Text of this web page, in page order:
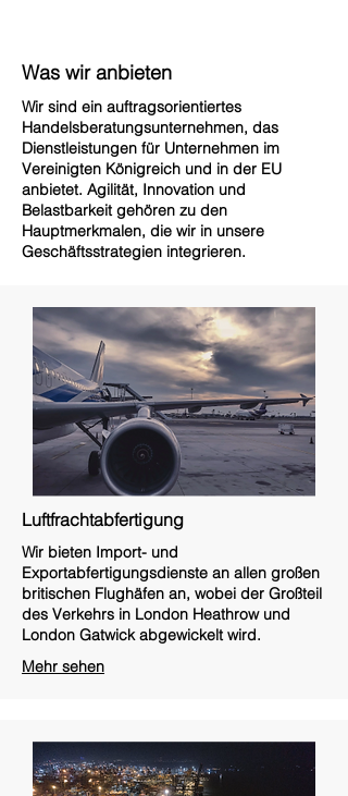
Was wir anbieten
Wir sind ein auftragsorientiertes
Handelsberatungsunternehmen, das
Dienstleistungen für Unternehmen im
Vereinigten Königreich und in der EU
anbietet. Agilität, Innovation und
Belastbarkeit gehören zu den
Hauptmerkmalen, die wir in unsere
Geschäftsstrategien integrieren.
Luftfrachtabfertigung
Wir bieten Import- und
Exportabfertigungsdienste an allen großen
britischen Flughäfen an, wobei der Großteil
des Verkehrs in London Heathrow und
London Gatwick abgewickelt wird.
Mehr sehen